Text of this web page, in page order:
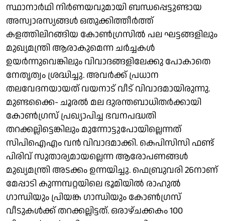
സ്ഥാനാര്‍ഥി നിര്‍ണയവുമായി ബന്ധപ്പെട്ടുണ്ടായ
അസ്വാരസ്യങ്ങള്‍ ഒതുക്കിത്തീര്‍ത്ത്
കളത്തിലിറങ്ങിയ കോണ്‍ഗ്രസില്‍ പല ഘട്ടങ്ങളിലും
മുഖ്യമന്ത്രി ആരാകുമെന്ന ചര്‍ച്ചകള്‍
ഉയര്‍ന്നുവെങ്കിലും വിവാദങ്ങളിലേക്കു പോകാതെ
നേതൃത്വം ശ്രദ്ധിച്ചു. അവര്‍ക്ക് പ്രധാന
തലവേദനയായത് വയനാട് വീട് വിവാദമായിരുന്നു.
മുണ്ടക്കൈ- ചൂരല്‍ മല ദുരന്തബാധിതര്‍ക്കായി
കോണ്‍ഗ്രസ് പ്രഖ്യാപിച്ച ഭവനപദ്ധതി
തറക്കല്ലിട്ടെങ്കിലും മുന്നോട്ടുപോയില്ലെന്നത്
സിപിഐഎം വന്‍ വിവാദമാക്കി. കെപിസിസി ഫണ്ട്
പിരിവ് സുതാര്യമായല്ലെന്ന ആരോപണങ്ങള്‍
മുഖ്യമന്ത്രി അടക്കം ഉന്നയിച്ചു. ഫെബ്രുവരി 26നാണ്
മേപ്പാടി കുന്നമ്പറ്റയിലെ ഭൂമിയില്‍ രാഹുല്‍
ഗാന്ധിയും പ്രിയങ്ക ഗാന്ധിയും കോണ്‍ഗ്രസ്
വീടുകള്‍ക്ക് തറക്കല്ലിട്ടത്. ഒരാഴ്ചക്കകം 100